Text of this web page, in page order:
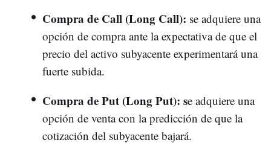
Compra de Call (Long Call): se adquiere una
opción de compra ante la expectativa de que el
precio del activo subyacente experimentará una
fuerte subida.
Compra de Put (Long Put): se adquiere una
opción de venta con la predicción de que la
cotización del subyacente bajará.